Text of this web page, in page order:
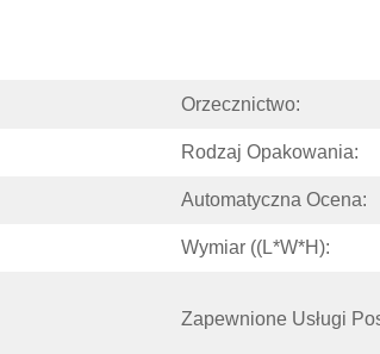
Orzecznictwo:
Rodzaj Opakowania:
Automatyczna Ocena:
Wymiar ((L*W*H):
Zapewnione Usługi